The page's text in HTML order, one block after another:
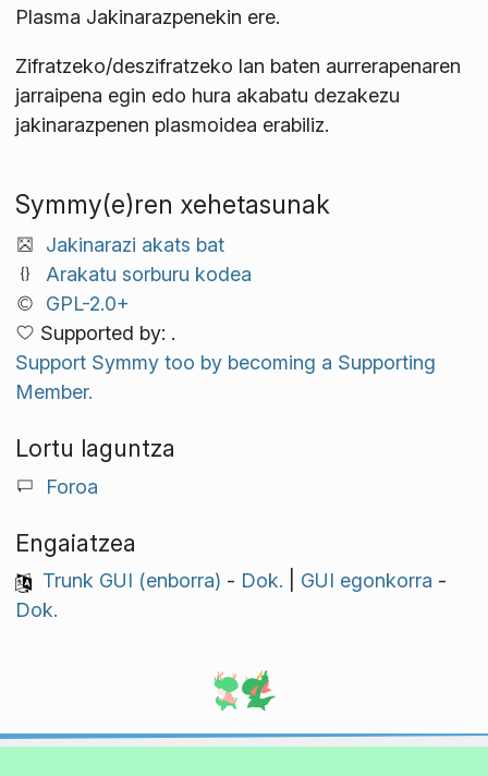
Plasma Jakinarazpenekin ere.
Zifratzeko/deszifratzeko lan baten aurrerapenaren
jarraipena egin edo hura akabatu dezakezu
jakinarazpenen plasmoidea erabiliz.
Symmy(e)ren xehetasunak
Jakinarazi akats bat
Arakatu sorburu kodea
GPL-2.0+
Supported by: .
Support Symmy too by becoming a Supporting
Member.
Lortu laguntza
Foroa
Engaiatzea
Trunk GUI (enborra) - Dok. GUI egonkorra -
Dok.